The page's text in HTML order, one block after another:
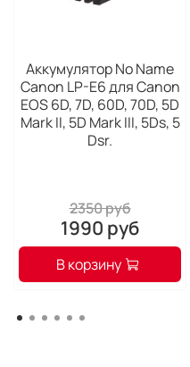
Аккумулятор No Name
Canon LP-E6 для Canon
EOS 6D, 7D, 60D, 70D, 5D
Mark II, 5D Mark III, 5Ds, 5
Dsr.
2350 руб
1990 руб
В корзину